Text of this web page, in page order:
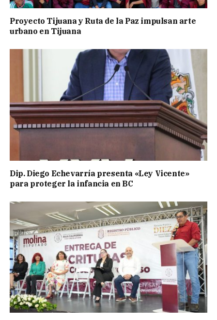
Proyecto Tijuana y Ruta de la Paz impulsan arte
urbano en Tijuana
Dip. Diego Echevarría presenta «Ley Vicente»
para proteger la infancia en BC